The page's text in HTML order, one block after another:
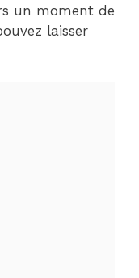
un moment de
laisser